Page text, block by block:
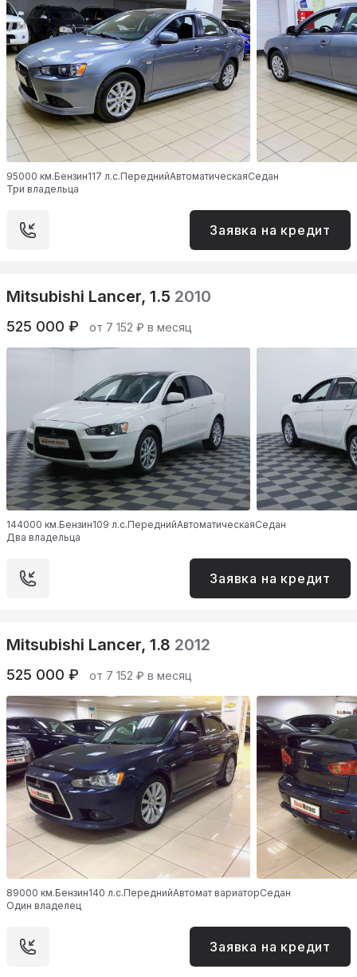
95000 км.Бензин117 л.с.ПереднийАвтоматическаяСедан
Три владельца
Заявка на кредит
Mitsubishi Lancer, 1.5 2010
525 000 ₽ от 7 152 ₽ в месяц
144000 км.Бензин109 л.с.ПереднийАвтоматическаяСедан
Два владельца
Заявка на кредит
Mitsubishi Lancer, 1.8 2012
525 000 ₽ от 7 152 ₽ в месяц
89000 км.Бензин140 л.с.ПереднийАвтомат вариаторСедан
Один владелец
Заявка на кредит